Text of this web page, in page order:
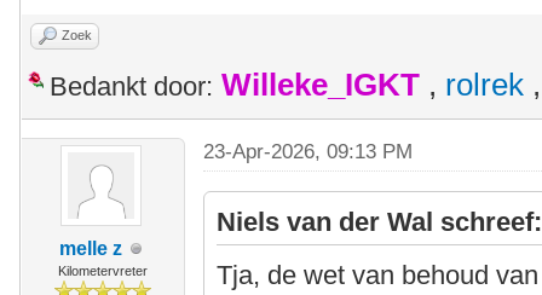
Zoek
Bedankt door: Willeke_IGKT , rolrek
melle z
Kilometervreter
23-Apr-2026, 09:13 PM
Niels van der Wal schreef:
Tja, de wet van behoud